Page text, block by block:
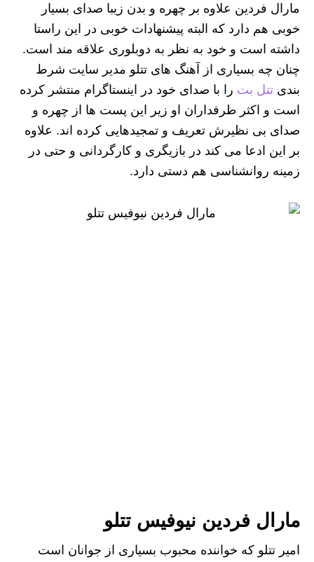
مارال فردین علاوه بر چهره و بدن زیبا صدای بسیار
خوبی هم دارد که البته پیشنهادات خوبی در این راستا
داشته است و خود به نظر به دوبلوری علاقه مند است.
چنان چه بسیاری از آهنگ های تتلو مدیر سایت شرط
بندی تتل بت را با صدای خود در اینستاگرام منتشر کرده
است و اکثر طرفداران او زیر این پست ها از چهره و
صدای بی نظیرش تعریف و تمجیدهایی کرده اند. علاوه
بر این ادعا می کند در بازیگری و کارگردانی و حتی در
زمینه روانشناسی هم دستی دارد.
مارال فردین نیوفیس تتلو
امیر تتلو که خواننده محبوب بسیاری از جوانان است